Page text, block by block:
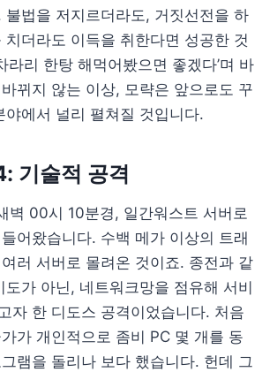
불법을 저지르더라도, 거짓선전을 하
치더라도 이득을 취한다면 성공한 것
라리 한탕 해먹어봤으면 좋겠다’며 바
뀌지 않는 이상, 모략은 앞으로도 꾸
야에서 널리 펼쳐질 것입니다.
기술적 공격
벽 00시 10분경, 일간워스트 서버로
어왔습니다. 수백 메가 이상의 트래
러 서버로 몰려온 것이죠. 종전과 같
도가 아닌, 네트워크망을 점유해 서비
자 한 디도스 공격이었습니다. 처음
가 개인적으로 좀비 PC 몇 개를 동
램을 돌리나 보다 했습니다. 헌데 그